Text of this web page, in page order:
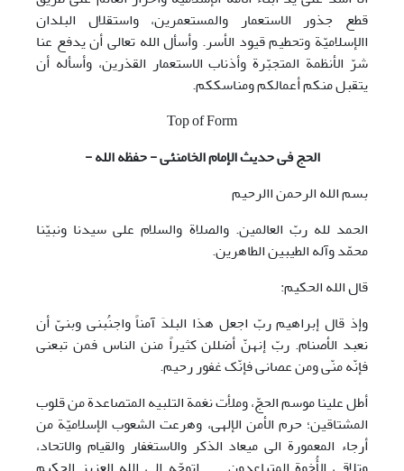
قطع جذور الاستعمار والمستعمرین، واستقلال البلدان
االإسلامیّة وتحطیم قیود الأسر. وأسأل الله تعالی أن یدفع عنا
شرّ الأنظمة المتجبّرة وأذناب الاستعمار القذرین، وأسأله أن
یتقبل منکم أعمالکم ومناسککم.
Top of Form
الحج فی حدیث الإمام الخامنئی - حفظه الله -
بسم الله الرحمن االرحیم
الحمد لله ربّ العالمین. والصلاة والسلام علی سیدنا ونبیّنا
محمّد وآله الطیبین الطاهرین.
قال الله الحکیم:
وإذ قال إبراهیم ربّ اجعل هذا البلدَ آمناً واجنُبنی وبنیّ أن
نعبد الأصنام. ربّ إنهنّ أضللن کثیراً منن الناس فمن تبعنی
فإنّه منّی ومن عصانی فإنّک غفور رحیم.
أطل علینا موسم الحجّ، وملأت نغمة التلبیه المتصاعدة من قلوب
المشتاقین؛ حرم الأمن الإلهی، وهرعت الشعوب الإسلامیّة من
أرجاء المعمورة الی میعاد الذکر والاستغفار والقیام والاتحاد،